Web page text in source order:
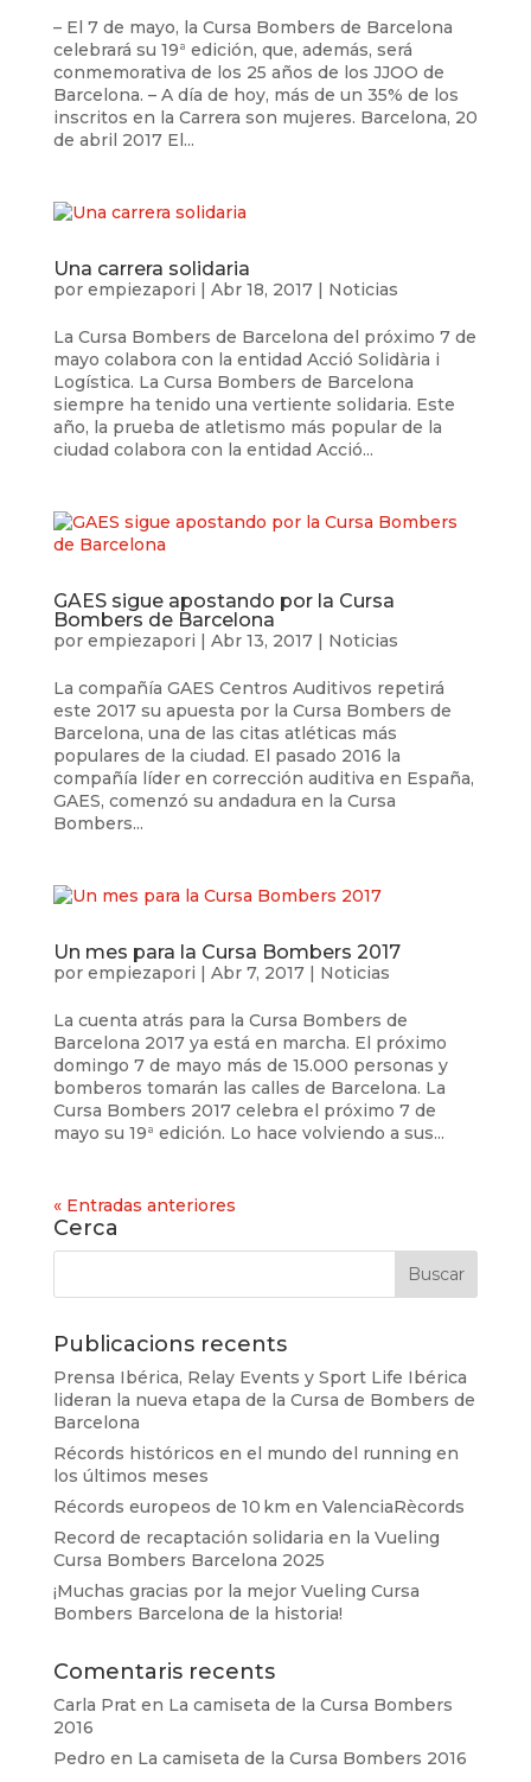
– El 7 de mayo, la Cursa Bombers de Barcelona
celebrará su 19ª edición, que, además, será
conmemorativa de los 25 años de los JJOO de
Barcelona. – A día de hoy, más de un 35% de los
inscritos en la Carrera son mujeres. Barcelona, ​​20
de abril 2017 El...
Una carrera solidaria
por empiezapori | Abr 18, 2017| Noticias
La Cursa Bombers de Barcelona del próximo 7 de
mayo colabora con la entidad Acció Solidària i
Logística. La Cursa Bombers de Barcelona
siempre ha tenido una vertiente solidaria. Este
año, la prueba de atletismo más popular de la
ciudad colabora con la entidad Acció...
GAES sigue apostando por la Cursa
Bombers de Barcelona
por empiezapori | Abr 13, 2017| Noticias
La compañía GAES Centros Auditivos repetirá
este 2017 su apuesta por la Cursa Bombers de
Barcelona, una de las citas atléticas más
populares de la ciudad. El pasado 2016 la
compañía líder en corrección auditiva en España,
GAES, comenzó su andadura en la Cursa
Bombers...
Un mes para la Cursa Bombers 2017
por empiezapori | Abr 7, 2017| Noticias
La cuenta atrás para la Cursa Bombers de
Barcelona 2017 ya está en marcha. El próximo
domingo 7 de mayo más de 15.000 personas y
bomberos tomarán las calles de Barcelona. La
Cursa Bombers 2017 celebra el próximo 7 de
mayo su 19ª edición. Lo hace volviendo a sus...
« Entradas anteriores
Cerca
Publicacions recents
Prensa Ibérica, Relay Events y Sport Life Ibérica
lideran la nueva etapa de la Cursa de Bombers de
Barcelona
Récords históricos en el mundo del running en
los últimos meses
Récords europeos de 10 km en ValenciaRècords
Record de recaptación solidaria en la Vueling
Cursa Bombers Barcelona 2025
¡Muchas gracias por la mejor Vueling Cursa
Bombers Barcelona de la historia!
Comentaris recents
Carla Praten La camiseta de la Cursa Bombers
2016
Pedro en La camiseta de la Cursa Bombers 2016